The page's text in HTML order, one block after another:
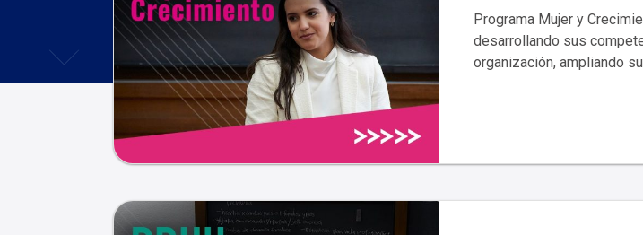
Programa Mujer y
desarrollando sus
organización, ampliando